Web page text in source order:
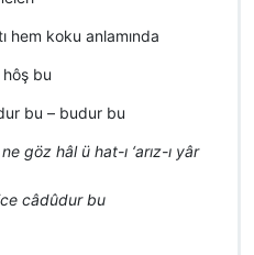
hem koku anlamında
bu
bu – budur bu
göz hâl ü hat-ı ‘arız-ı yâr
câdûdur bu